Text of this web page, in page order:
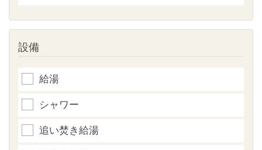
設備
給湯
シャワー
追い焚き給湯